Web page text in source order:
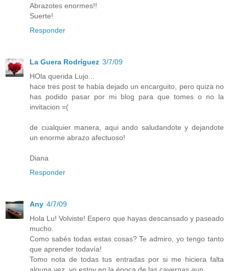
Abrazotes enormes!!
Suerte!
Responder
La Guera Rodríguez 3/7/09
HOla querida Lujo...
hace tres post te habia dejado un encarguito, pero quiza no
has podido pasar por mi blog para que tomes o no la
invitacion =(
de cualquier manera, aqui ando saludandote y dejandote
un enorme abrazo afectuoso!
Diana
Responder
Any 4/7/09
Hola Lu! Volviste! Espero que hayas descansado y paseado
mucho.
Como sabés todas estas cosas? Te admiro, yo tengo tanto
que aprender todavía!
Tomo nota de todas tus entradas por si me hiciera falta